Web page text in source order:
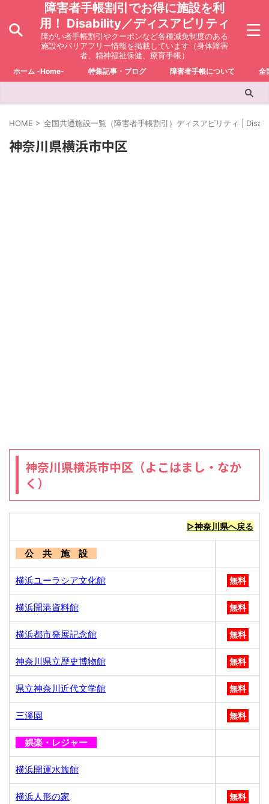
障害者手帳割引でお得に施設を利
用！ Disability／ディスアビリティ
障がい者手帳割引やクーポンなど各種減免制度のある
施設やバリアフリー情報を掲載しています（身体障害
者、精神福祉保健、療育手帳）
ホーム -Home- 特集記事・ブログ 障害者手帳について 全
HOME > 全国共通施設一覧（障害者手帳割引）ディスアビリティ |
神奈川県横浜市中区
神奈川県横浜市中区（よこはまし・なか
く）
▷神奈川県へ戻る
公 共 施 設
横浜ユーラシア文化館 無料
横浜開港資料館 無料
横浜都市発展記念館 無料
神奈川県立歴史博物館 無料
県立神奈川近代文学館 無料
三溪園 無料
娯楽・レジャー
横浜開運水族館
横浜人形の家 無料